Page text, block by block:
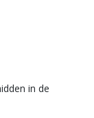
in de